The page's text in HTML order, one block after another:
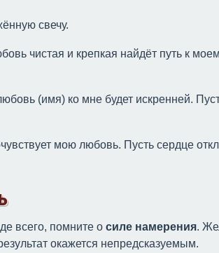
свечу.
чистая и крепкая найдёт путь к
(имя) ко мне будет искренней.
мою любовь. Пусть сердце
всего, помните о силе намерения.
окажется непредсказуемым.